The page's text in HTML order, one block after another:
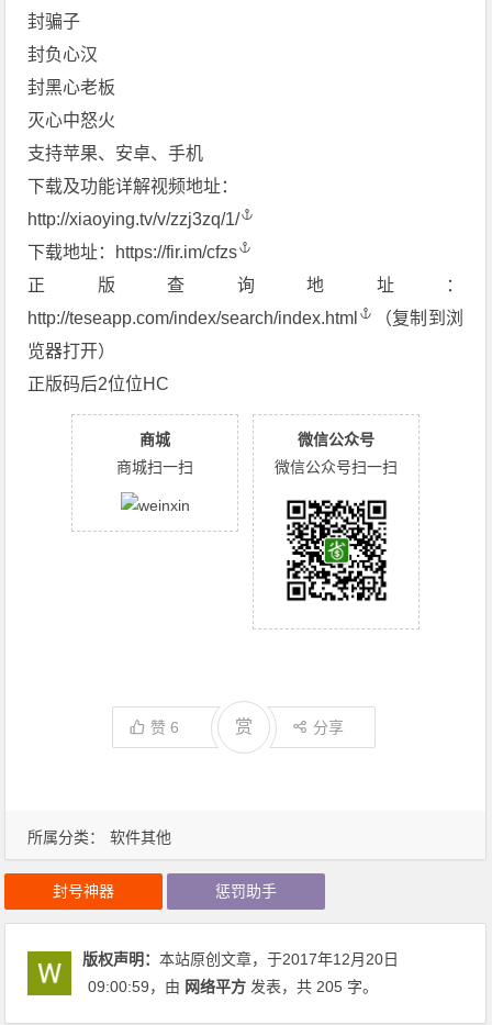
所属分类： 软件其他
封骗子
封负心汉
封黑心老板
灭心中怒火
支持苹果、安卓、手机
下载及功能详解视频地址：
http://xiaoying.tv/v/zzj3zq/1/
下载地址： https://fir.im/cfzs
正版查询地址：
http://teseapp.com/index/search/index.html
（复制到浏
览器打开）
正版码后2位位HC
商城
商城扫一扫
微信公众号
微信公众号扫一扫
赞6 赏 分享
封号神器 惩罚助手
版权声明：本站原创文章，于2017年12月20日
09:00:59，由 网络平方 发表，共 205 字。